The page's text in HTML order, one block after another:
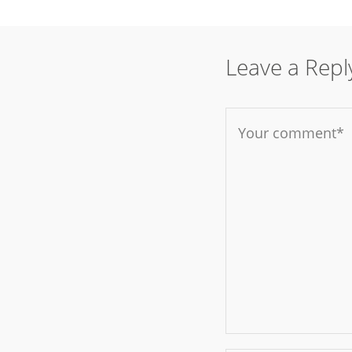
Leave a